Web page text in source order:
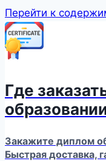
Перейти к
Где
Закажите диплом
Быстрая доставка,